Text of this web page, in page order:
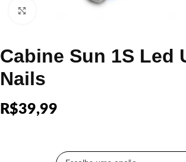
Cabine Sun 1S Led
Nails
R$39,99